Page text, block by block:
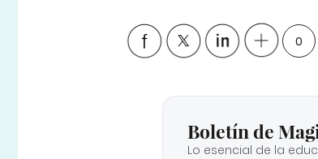
0
Boletín de
Lo esencial de la